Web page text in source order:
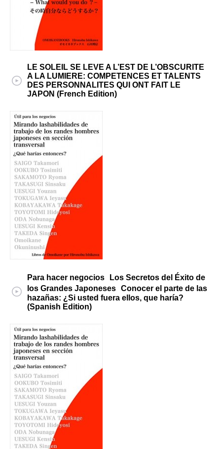
LE SOLEIL SE LEVE A L’EST DE L’OBSCURITE
A LA LUMIERE: COMPETENCES ET TALENTS
DES PERSONNALITES QUI ONT FAIT LE
JAPON (French Edition)
Para hacer negocios Los Secretos del Éxito de
los Grandes Japoneses Conocer el parte de las
hazañas: ¿Si usted fuera ellos, que haría?
(Spanish Edition)